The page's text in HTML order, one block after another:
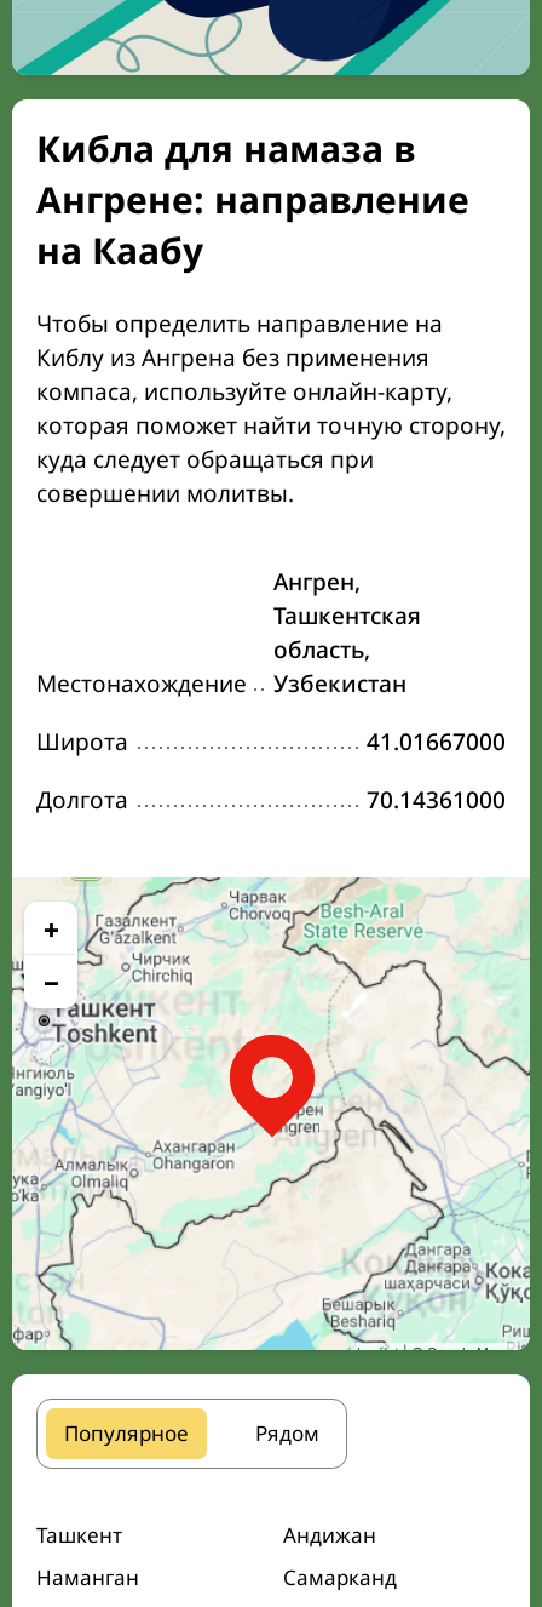
Кибла для намаза в
Ангрене: направление
на Каабу
Чтобы определить направление на
Киблу из Ангрена без применения
компаса, используйте онлайн-карту,
которая поможет найти точную сторону,
куда следует обращаться при
совершении молитвы.
Местонахождение
Ангрен,
Ташкентская
область,
Узбекистан
Широта
41.01667000
Долгота
70.14361000
+
−
Leaflet| © Google Maps
Популярное Рядом
Ташкент
Андижан
Наманган
Самарканд